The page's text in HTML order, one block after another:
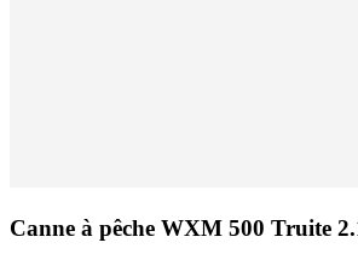
Canne à pêche WXM 500 Truite